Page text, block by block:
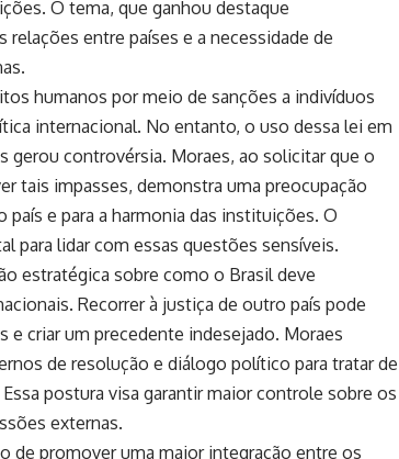
O tema, que ganhou destaque
entre países e a necessidade de
humanos por meio de sanções a indivíduos
internacional. No entanto, o uso dessa lei em
gerou controvérsia. Moraes, ao solicitar que o
tais impasses, demonstra uma preocupação
e para a harmonia das instituições. O
para lidar com essas questões sensíveis.
estratégica sobre como o Brasil deve
Recorrer à justiça de outro país pode
criar um precedente indesejado. Moraes
de resolução e diálogo político para tratar de
postura visa garantir maior controle sobre os
externas.
de promover uma maior integração entre os